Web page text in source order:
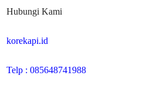
Hubungi Kami
korekapi.id
Telp : 085648741988